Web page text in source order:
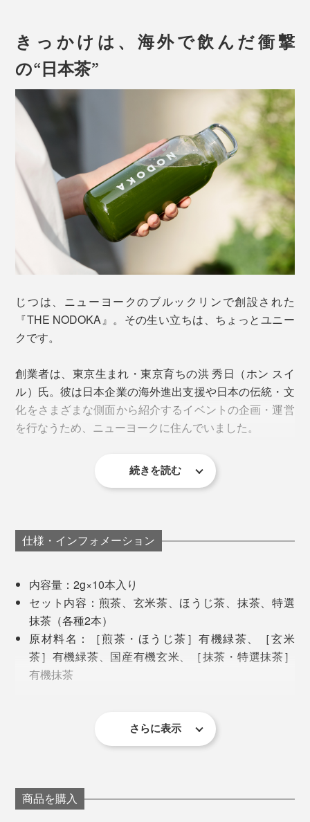
がんばったときこそ、いい疲れを感じているときこそ、
心身ともに乾いているときこそ、『THE NODOKA』の
贅沢なおいしさと有り難みが全身に染み渡ります。
とえ自分達の茶畑が無農薬であっても、近隣の茶畑が農
薬を使っていれば風に乗って茶葉に付着してしまうのだ
そう。
でも、『THE NODOKA』は近隣に他の茶畑がなく、と
ても高い場所にあるから、農薬が飛んでくる心配もあり
ません。
害虫が見つかれば人の手で一匹一匹取り除き、雑草の手
入れも手作業というのだから、どれほど手間ひまかけて
育てられているのかがわかります。
粉末にする際、細かくしすぎるとダマになりやすくな
り、粗いと舌に残ってしまうため、ミクロン単位で細か
さを調整。茶葉の栄養素を壊さないよう、熱を加えずお
一番のおすすめは、別売りの「ウォーターボトル」やお
手持ちの密閉ボトルに入れて、シャカシャカ振る作り
これが一番簡単で、すぐに溶けてくれます。そのまま飲
めて、バッグに入れて持ち歩きできて便利。
煎茶パウダー
やかな後味の煎茶。太陽の光をしっかりと浴びた自然栽
培だから、カテキン、ビタミンC、ミネラルが豊富な一
杯です。
カフェイン：★★☆
おすすめのアレンジは、炭酸割り。後味にキレがあり、
で、レモンやライムを入れても◎。
きっかけは、海外で飲んだ衝撃
の“日本茶”
じつは、ニューヨークのブルックリンで創設された
『THE NODOKA』。その生い立ちは、ちょっとユニー
クです。
創業者は、東京生まれ・東京育ちの洪 秀日（ホン スイ
ル）氏。彼は日本企業の海外進出支援や日本の伝統・文
化をさまざまな側面から紹介するイベントの企画・運営
を行なうため、ニューヨークに住んでいました。
仕事で疲れて帰宅したある日のこと、現地のスーパーで
買った「Japanese Tea」とラベリングされた緑茶を飲
続きを読む
仕様・インフォメーション
内容量：2g×10本入り
セット内容：煎茶、玄米茶、ほうじ茶、抹茶、特選
抹茶（各種2本）
原材料名：［煎茶・ほうじ茶］有機緑茶、［玄米
茶］有機緑茶、国産有機玄米、［抹茶・特選抹茶］
有機抹茶
※賞味期限が90日以上の商品をお届けします
さらに表示
商品を購入